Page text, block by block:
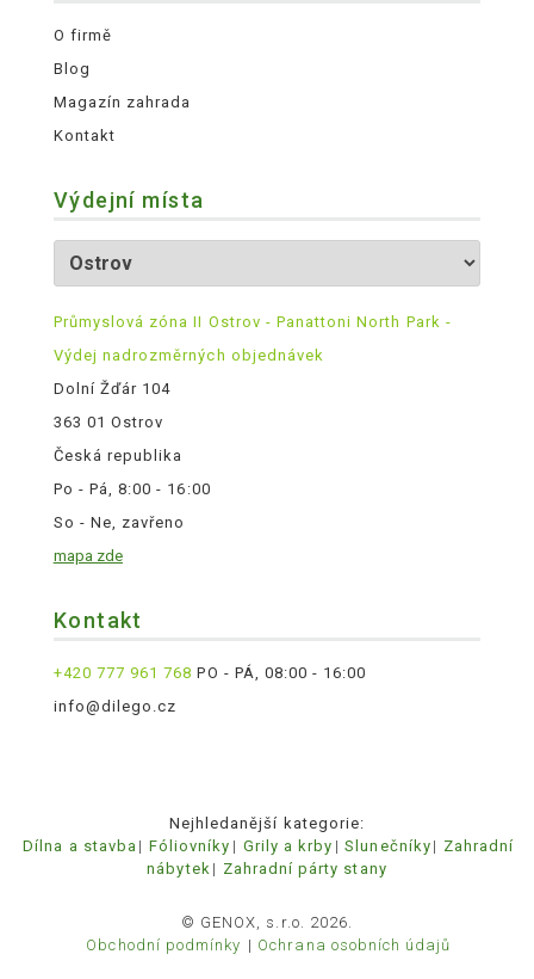
O firmě
Blog
Magazín zahrada
Kontakt
Výdejní místa
Průmyslová zóna II Ostrov - Panattoni North Park -
Výdej nadrozměrných objednávek
Dolní Žďár 104
363 01 Ostrov
Česká republika
Po - Pá, 8:00 - 16:00
So - Ne, zavřeno
mapa zde
Kontakt
+420 777 961 768 PO - PÁ, 08:00 - 16:00
info@dilego.cz
Nejhledanější kategorie:
Dílna a stavba
Fóliovníky Grily a krby Slunečníky
Zahradní
nábytek
Zahradní párty stany
© GENOX, s.r.o. 2026.
Obchodní podmínky
Ochrana osobních údajů